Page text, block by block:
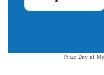
Prize Day at